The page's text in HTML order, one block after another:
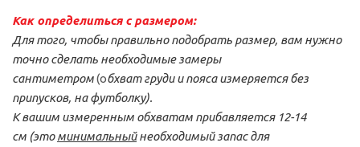
Как определиться с размером:
Для того, чтобы правильно подобрать размер, вам нужно
точно сделать необходимые замеры
сантиметром(обхват груди и пояса измеряется без
припусков, на футболку).
К вашим измеренным обхватам прибавляется 12-14
см (этоминимальныйнеобходимый запас для